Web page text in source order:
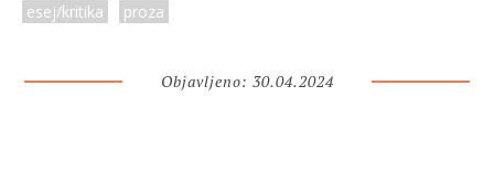
esej/kritika
proza
Objavljeno: 30.04.2024